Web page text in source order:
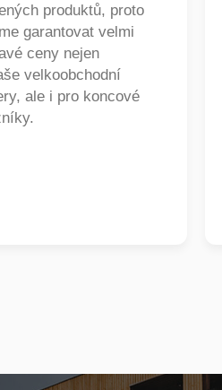
produktů, proto
garantovat velmi
ceny nejen
velkoobchodní
ale i pro koncové